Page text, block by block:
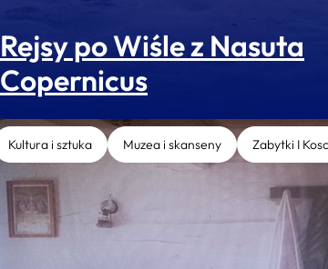
Rejsy po Wiśle z Nasuta
Copernicus
Kultura i sztuka Muzea i skanseny Zabytki I